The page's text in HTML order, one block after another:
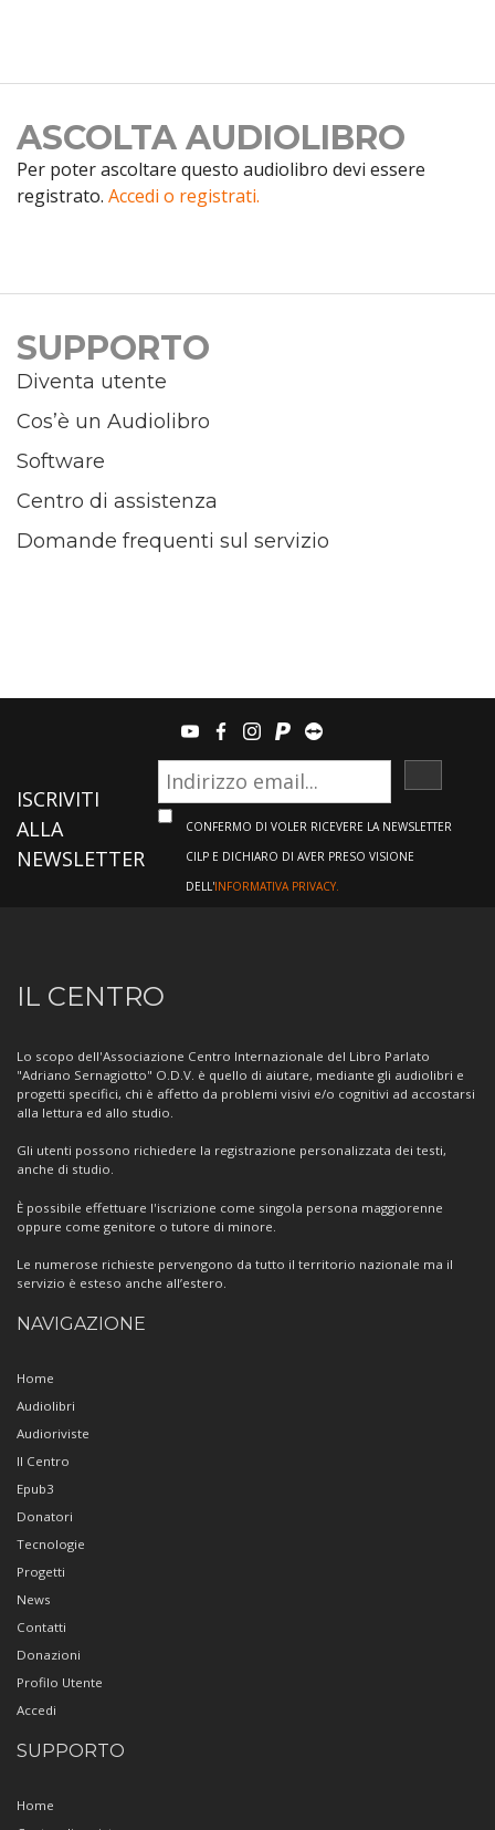
ASCOLTA AUDIOLIBRO
Per poter ascoltare questo audiolibro devi essere
registrato. Accedi o registrati.
SUPPORTO
Diventa utente
Cos’è un Audiolibro
Software
Centro di assistenza
Domande frequenti sul servizio
youtubefacebook
instagram
paypalteamviewer
ISCRIVITI
ALLA
NEWSLETTER
CONFERMO DI VOLER RICEVERE LA NEWSLETTER
CILP E DICHIARO DI AVER PRESO VISIONE
DELL'INFORMATIVA PRIVACY.
Informazioni
sul
Centro
IL CENTRO
Lo scopo dell'Associazione Centro Internazionale del Libro Parlato
"Adriano Sernagiotto" O.D.V. è quello di aiutare, mediante gli audiolibri e
progetti specifici, chi è affetto da problemi visivi e/o cognitivi ad accostarsi
alla lettura ed allo studio.
Gli utenti possono richiedere la registrazione personalizzata dei testi,
anche di studio.
È possibile effettuare l'iscrizione come singola persona maggiorenne
oppure come genitore o tutore di minore.
Le numerose richieste pervengono da tutto il territorio nazionale ma il
servizio è esteso anche all’estero.
NAVIGAZIONE
Home
Audiolibri
Audioriviste
Il Centro
Epub3
Donatori
Tecnologie
Progetti
News
Contatti
Donazioni
Profilo Utente
Accedi
SUPPORTO
Home